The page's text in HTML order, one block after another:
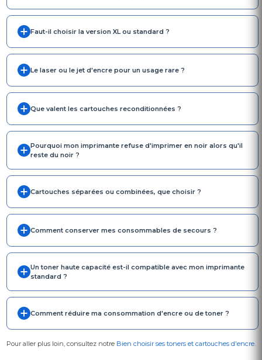
Faut-il choisir la version XL ou standard ?
Le laser ou le jet d'encre pour un usage rare ?
Que valent les cartouches reconditionnées ?
Pourquoi mon imprimante refuse d'imprimer en noir alors qu'il
reste du noir ?
Cartouches séparées ou combinées, que choisir ?
Comment conserver mes consommables de secours ?
Un toner haute capacité est-il compatible avec mon imprimante
standard ?
Comment réduire ma consommation d'encre ou de toner ?
Pour aller plus loin, consultez notre Bien choisir ses toners et cartouches d'encre.